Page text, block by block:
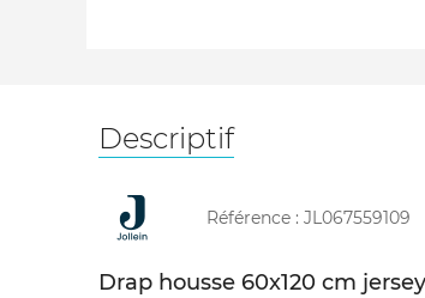
Descriptif
Référence : JL067559109
Drap housse 60x120 cm